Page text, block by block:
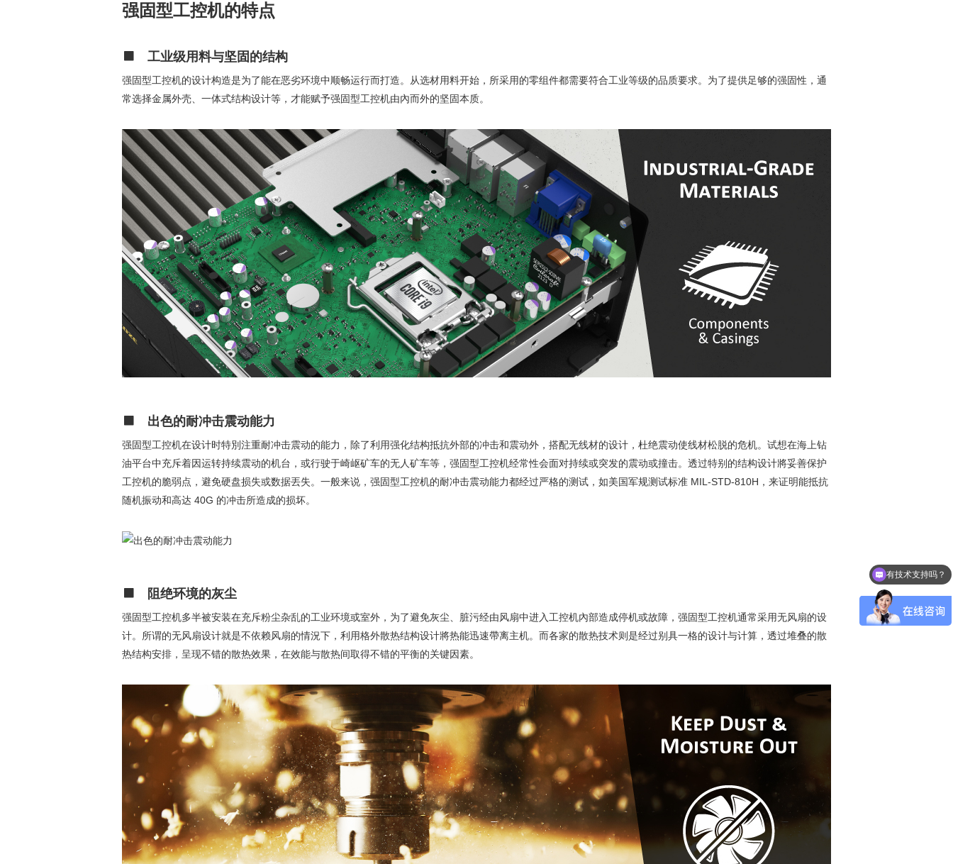
强固型工控机的特点
工业级用料与坚固的结构
强固型工控机的设计构造是为了能在恶劣环境中顺畅运行而打造。从选材用料开始，所采用的零组件都需要符合工业等级的品质要求。为了提供足够的强固性，通
常选择金属外壳、一体式结构设计等，才能赋予强固型工控机由內而外的坚固本质。
出色的耐冲击震动能力
强固型工控机在设计时特別注重耐冲击震动的能力，除了利用强化结构抵抗外部的冲击和震动外，搭配无线材的设计，杜绝震动使线材松脱的危机。试想在海上钻
油平台中充斥着因运转持续震动的机台，或行驶于崎岖矿车的无人矿车等，强固型工控机经常性会面对持续或突发的震动或撞击。透过特别的结构设计將妥善保护
工控机的脆弱点，避免硬盘损失或数据丟失。一般来说，强固型工控机的耐冲击震动能力都经过严格的测试，如美国军规测试标准 MIL-STD-810H，来证明能抵抗
随机振动和高达 40G 的冲击所造成的损坏。
阻绝环境的灰尘
强固型工控机多半被安装在充斥粉尘杂乱的工业环境或室外，为了避免灰尘、脏污经由风扇中进入工控机內部造成停机或故障，强固型工控机通常采用无风扇的设
计。所谓的无风扇设计就是不依赖风扇的情況下，利用格外散热结构设计將热能迅速帶离主机。而各家的散热技术则是经过别具一格的设计与计算，透过堆叠的散
热结构安排，呈现不错的散热效果，在效能与散热间取得不错的平衡的关键因素。
可以介绍下你们的产品么？